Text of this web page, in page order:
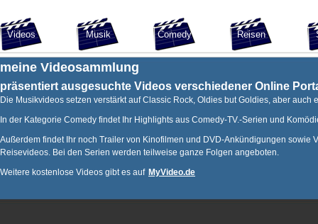
Videos Musik Comedy Reisen
meine Videosammlung
präsentiert ausgesuchte Videos verschiedener Online
Die Musikvideos setzen verstärkt auf Classic Rock, Oldies but Goldies, aber auch
In der Kategorie Comedy findet Ihr Highlights aus Comedy-TV.-Serien und
Außerdem findet Ihr noch Trailer von Kinofilmen und DVD-Ankündigungen sowie
Reisevideos. Bei den Serien werden teilweise ganze Folgen angeboten.
Weitere kostenlose Videos gibt es auf MyVideo.de